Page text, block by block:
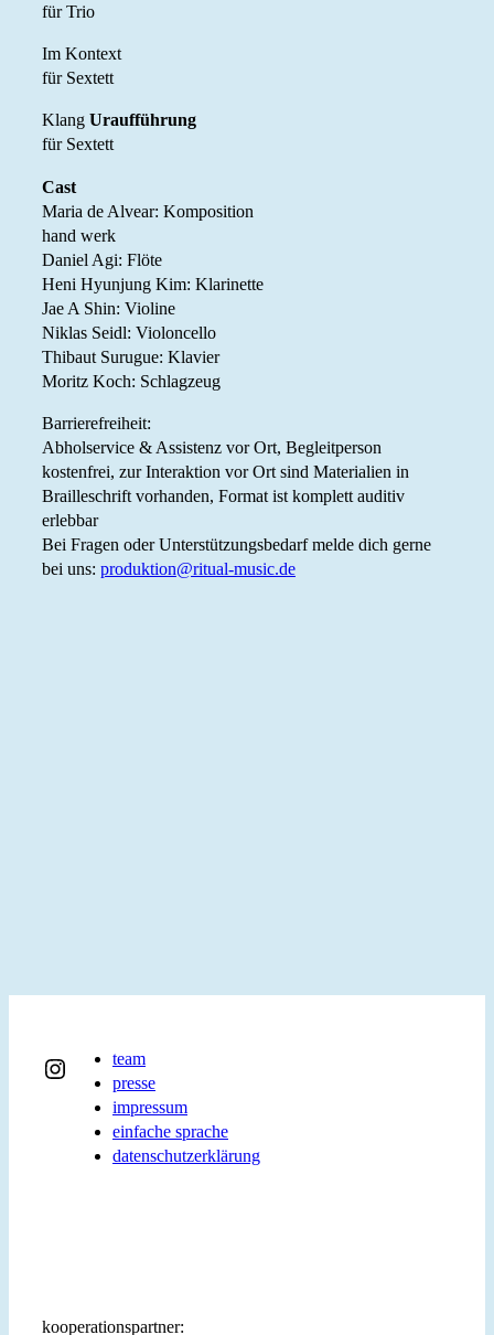
für Trio
Im Kontext
für Sextett
Klang Uraufführung
für Sextett
Cast
Maria de Alvear: Komposition
hand werk
Daniel Agi: Flöte
Heni Hyunjung Kim: Klarinette
Jae A Shin: Violine
Niklas Seidl: Violoncello
Thibaut Surugue: Klavier
Moritz Koch: Schlagzeug
Barrierefreiheit:
Abholservice & Assistenz vor Ort, Begleitperson
kostenfrei, zur Interaktion vor Ort sind Materialien in
Brailleschrift vorhanden, Format ist komplett auditiv
erlebbar
Bei Fragen oder Unterstützungsbedarf melde dich gerne
bei uns: produktion@ritual-music.de
Instagram
team
presse
impressum
einfache sprache
datenschutzerklärung
kooperationspartner: